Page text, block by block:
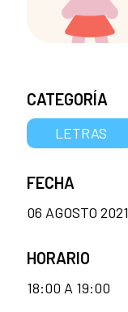
CATEGORÍA
LETRAS
FECHA
06 AGOSTO 2021
HORARIO
18:00 A 19:00